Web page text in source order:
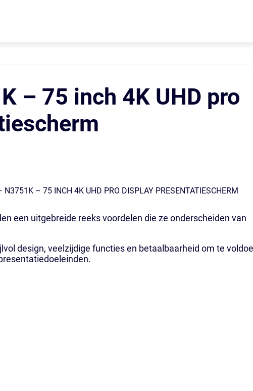
– 75 inch 4K UHD pro
N3751K – 75 INCH 4K UHD PRO DISPLAY PRESENTATIESCHERM
een uitgebreide reeks voordelen die ze onderscheiden van
design, veelzijdige functies en betaalbaarheid om te